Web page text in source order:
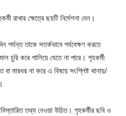
রাখার ক্ষেত্রে ছয়টি নির্দেশনা দেন।
পর্যন্ত তাকে সতর্কভাবে পর্যবেক্ষণ করতে
চুরি করে পালিয়ে যেতে না পারে। গৃহকর্মী
মারধর না করে এ বিষয়ে সংশ্লিষ্ট থানায়/
তথ্য নেওয়া উচিত। গৃহকর্মীর ছবি ও